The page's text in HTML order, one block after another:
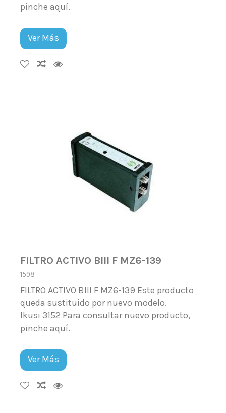
pinche aquí.
Ver Más
FILTRO ACTIVO BIII F MZ6-139
1598
FILTRO ACTIVO BIII F MZ6-139 Este producto
queda sustituido por nuevo modelo.
Ikusi 3152 Para consultar nuevo producto,
pinche aquí.
Ver Más